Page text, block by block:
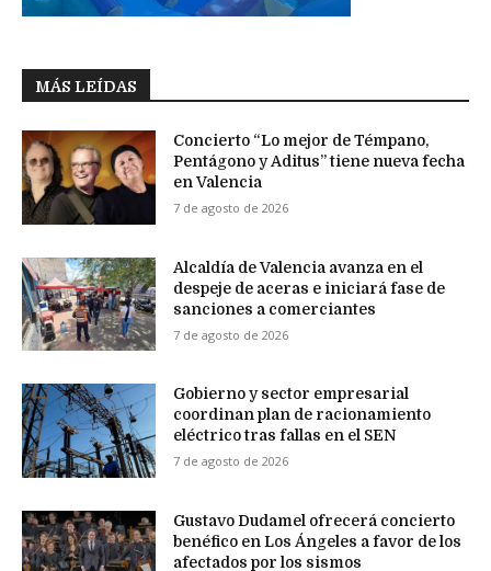
MÁS LEÍDAS
Concierto “Lo mejor de Témpano,
Pentágono y Aditus” tiene nueva fecha
en Valencia
7 de agosto de 2026
Alcaldía de Valencia avanza en el
despeje de aceras e iniciará fase de
sanciones a comerciantes
7 de agosto de 2026
Gobierno y sector empresarial
coordinan plan de racionamiento
eléctrico tras fallas en el SEN
7 de agosto de 2026
Gustavo Dudamel ofrecerá concierto
benéfico en Los Ángeles a favor de los
afectados por los sismos